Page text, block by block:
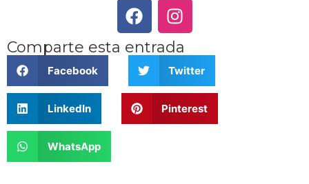
Comparte esta entrada
Facebook Twitter
LinkedIn Pinterest
WhatsApp